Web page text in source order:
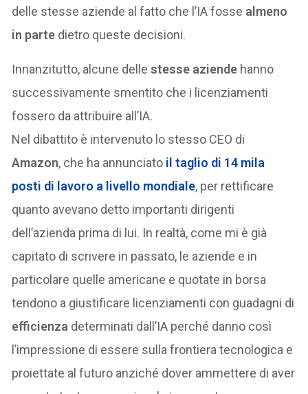
delle stesse aziende al fatto che l’IA fosse almeno
in parte dietro queste decisioni.
Innanzitutto, alcune dellestesse aziende hanno
successivamente smentito che i licenziamenti
fossero da attribuire all’IA.
Nel dibattito è intervenuto lo stesso CEO di
Amazon, che ha annunciato il taglio di 14 mila
posti di lavoro a livello mondiale, per rettificare
quanto avevano detto importanti dirigenti
dell’azienda prima di lui. In realtà, come mi è già
capitato di scrivere in passato, le aziende e in
particolare quelle americane e quotate in borsa
tendono a giustificare licenziamenti con guadagni di
efficienza determinati dall’IA perché danno così
l’impressione di essere sulla frontiera tecnologica e
proiettate al futuro anziché dover ammettere di aver